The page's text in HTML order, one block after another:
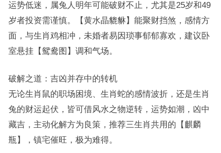
运势低迷，属兔人明年可能破财不止，尤其是25岁和49
岁者投资需谨慎。【黄水晶貔貅】能聚财挡煞，感情方
面，与生肖鸡相冲，未婚者易因琐事郁郁寡欢，建议卧
室悬挂【鸳鸯图】调和气场。
破解之道：吉凶并存中的转机
无论生肖鼠的职场困境、生肖蛇的感情波折，还是生肖
兔的财运起伏，皆可借风水之物逆转，运势如潮，凶中
藏吉，主动化解方为良策，推荐三生肖共用的【麒麟
瓶】，镇宅催旺，极为难得。